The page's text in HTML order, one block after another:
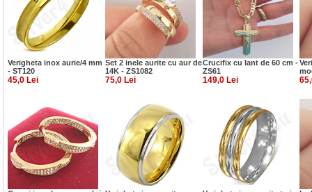
Verigheta inox aurie/4 mm
- ST120
Set 2 inele aurite cu aur de
14K - ZS1082
Crucifix cu lant de 60 cm -
ZS61
45,0 Lei 75,0 Lei 149,0 Lei